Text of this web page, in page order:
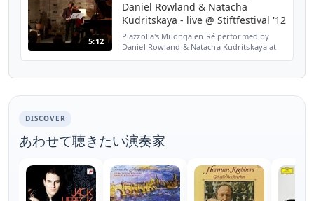
5:12
Daniel Rowland & Natacha
Kudritskaya - live @ Stiftfestival '12
Piazzolla's Milonga en Ré performed by
Daniel Rowland & Natacha Kudritskaya at
DISCOVER
あわせて聴きたい演奏家